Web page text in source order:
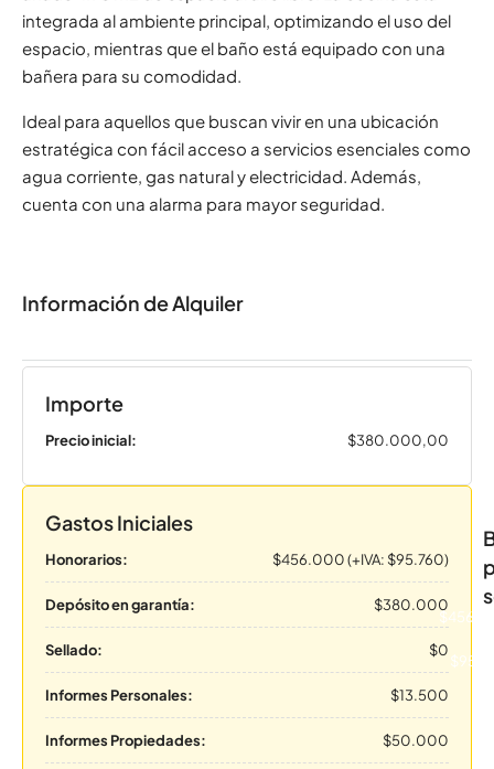
integrada al ambiente principal, optimizando el uso del
espacio, mientras que el baño está equipado con una
bañera para su comodidad.
Ideal para aquellos que buscan vivir en una ubicación
estratégica con fácil acceso a servicios esenciales como
agua corriente, gas natural y electricidad. Además,
cuenta con una alarma para mayor seguridad.
Información de Alquiler
Importe
Precio inicial: $380.000,00
Gastos Iniciales
Honorarios: $456.000 (+IVA: $95.760)
Depósito en garantía: $380.000
Sellado: $0
Informes Personales: $13.500
Informes Propiedades: $50.000